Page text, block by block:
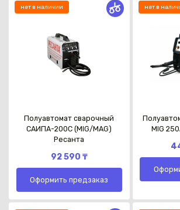
нет в наличии
Полуавтомат сварочный
САИПА-200C (MIG/MAG)
Ресанта
92 590 ₸
Оформить предзаказ
нет в
MIG